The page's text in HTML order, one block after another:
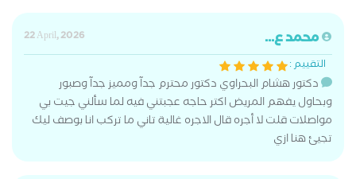
محمد ع...
22 April, 2026
التقييم :
دكتور هشام البحراوي دكتور محترم جدآ ومميز جدآ وصبور
وبحاول يفهم المريض اكتر حاجه عجبتني فيه لما سألني جيت بي
مواصلات قلت لا أجره قال الاجره غالية تاني ما تركب انا بوصف ليك
تجيئ هنا ازي